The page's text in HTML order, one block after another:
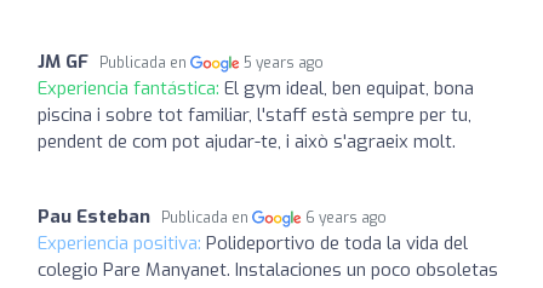
JM GF Publicada en 5 years ago
Experiencia fantástica: El gym ideal, ben equipat, bona
piscina i sobre tot familiar, l'staff està sempre per tu,
pendent de com pot ajudar-te, i això s'agraeix molt.
Pau Esteban Publicada en 6 years ago
Experiencia positiva: Polideportivo de toda la vida del
colegio Pare Manyanet. Instalaciones un poco obsoletas